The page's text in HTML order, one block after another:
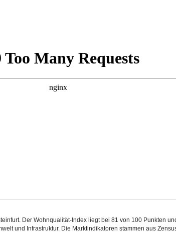
Der Wohnqualität-Index liegt bei 81 von 100 Punkten
und Infrastruktur. Die Marktindikatoren stammen aus